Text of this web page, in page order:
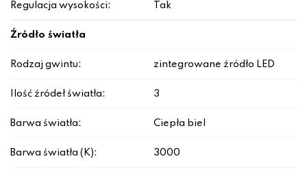
Regulacja wysokości: Tak
Źródło światła
Rodzaj gwintu: zintegrowane źródło LED
Ilość źródeł światła: 3
Barwa światła: Ciepła biel
Barwa światła (K): 3000